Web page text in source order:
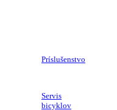
Príslušenstvo
Servis
bicyklov